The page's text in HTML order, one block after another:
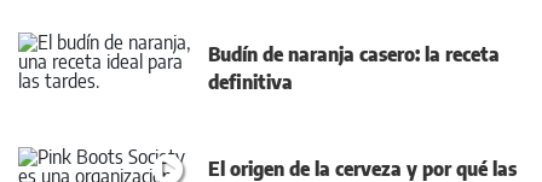
Budín de naranja casero: la receta
definitiva
El origen de la cerveza y por qué las